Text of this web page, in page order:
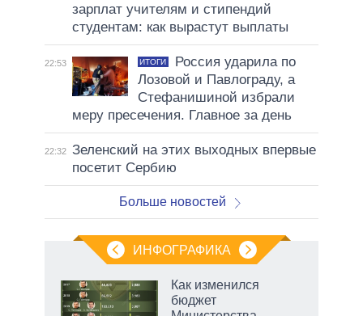
зарплат учителям и стипендий
студентам: как вырастут выплаты
22:53 ИТОГИ
Россия ударила по
Лозовой и Павлограду, а
Стефанишиной избрали
меру пресечения. Главное за день
22:32 Зеленский на этих выходных впервые
посетит Сербию
Больше новостей
ИНФОГРАФИКА
Как изменился
бюджет